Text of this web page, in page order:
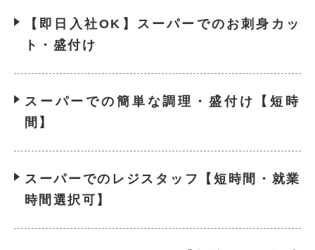
【即日入社OK】スーパーでのお刺身カッ
ト・盛付け
スーパーでの簡単な調理・盛付け【短時
間】
スーパーでのレジスタッフ【短時間・就業
時間選択可】